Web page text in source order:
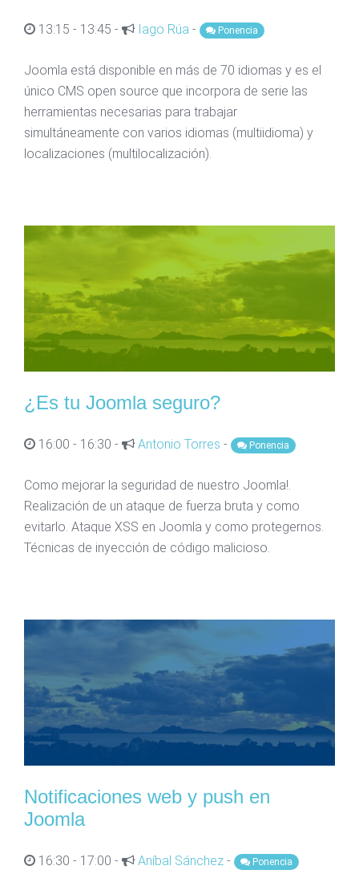
13:15 - 13:45 - Iago Rúa - Ponencia
Joomla está disponible en más de 70 idiomas y es el
único CMS open source que incorpora de serie las
herramientas necesarias para trabajar
simultáneamente con varios idiomas (multiidioma) y
localizaciones (multilocalización).
¿Es tu Joomla seguro?
16:00 - 16:30 - Antonio Torres - Ponencia
Como mejorar la seguridad de nuestro Joomla!.
Realización de un ataque de fuerza bruta y como
evitarlo. Ataque XSS en Joomla y como protegernos.
Técnicas de inyección de código malicioso.
Notificaciones web y push en
Joomla
16:30 - 17:00 - Aníbal Sánchez - Ponencia